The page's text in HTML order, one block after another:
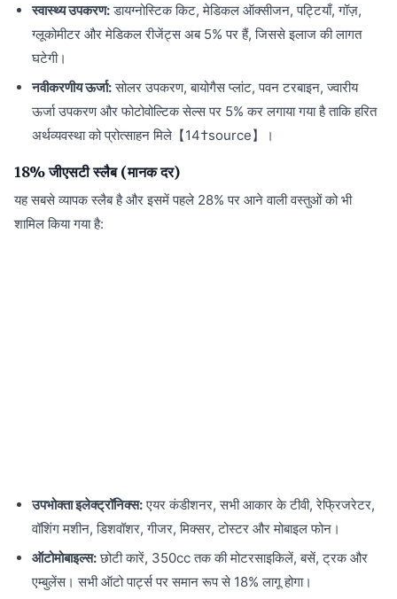
स्वास्थ्य उपकरण:डायग्नोस्टिक किट, मेडिकल ऑक्सीजन, पट्टियाँ, गॉज़,
ग्लूकोमीटर और मेडिकल रीजेंट्स अब 5% पर हैं, जिससे इलाज की लागत
घटेगी।
नवीकरणीय ऊर्जा:सोलर उपकरण, बायोगैस प्लांट, पवन टरबाइन, ज्वारीय
ऊर्जा उपकरण और फोटोवोल्टिक सेल्स पर 5% कर लगाया गया है ताकि हरित
अर्थव्यवस्था को प्रोत्साहन मिले【14†source】।
18% जीएसटी स्लैब (मानक दर)
यह सबसे व्यापक स्लैब है और इसमें पहले 28% पर आने वाली वस्तुओं को भी
शामिल किया गया है:
उपभोक्ता इलेक्ट्रॉनिक्स:एयर कंडीशनर, सभी आकार के टीवी, रेफ्रिजरेटर,
वॉशिंग मशीन, डिशवॉशर, गीजर, मिक्सर, टोस्टर और मोबाइल फोन।
ऑटोमोबाइल्स:छोटी कारें, 350cc तक की मोटरसाइकिलें, बसें, ट्रक और
एम्बुलेंस। सभी ऑटो पार्ट्स पर समान रूप से 18% लागू होगा।